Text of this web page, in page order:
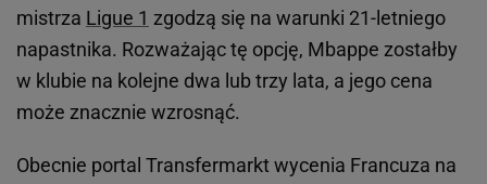
mistrza Ligue 1 zgodzą się na warunki 21-letniego
napastnika. Rozważając tę opcję, Mbappe zostałby
w klubie na kolejne dwa lub trzy lata, a jego cena
może znacznie wzrosnąć.
Obecnie portal Transfermarkt wycenia Francuza na